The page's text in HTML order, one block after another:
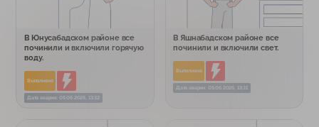
В Юнусабадском районе все
починили и включили горячую
воду.
Выполнено
Дата аварии: 05.06.2026, 13:32
В Яшнабадском районе все
починили и включили свет.
Выполнено
Дата аварии: 05.06.2026, 13:31